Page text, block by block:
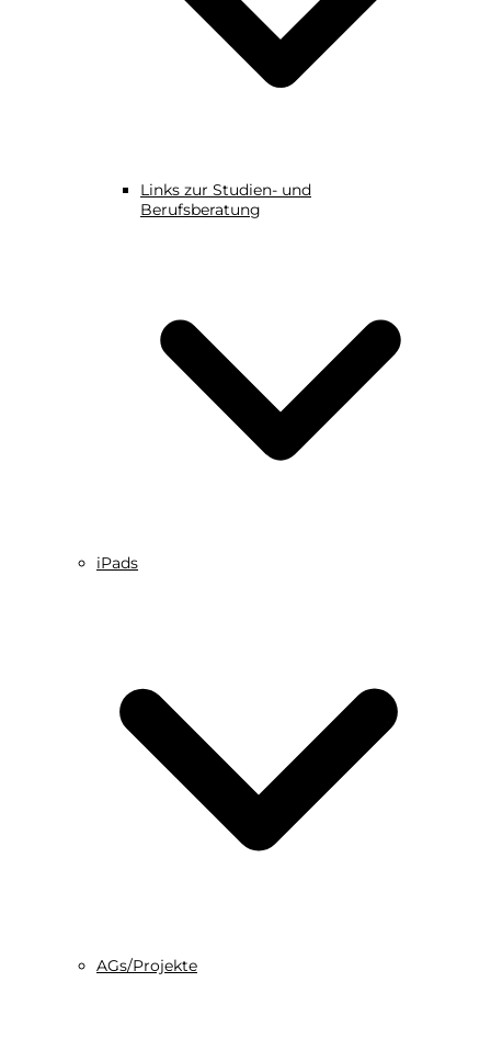
Links zur Studien- und
Berufsberatung
iPads
AGs/Projekte